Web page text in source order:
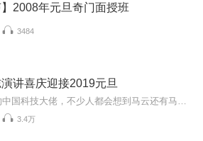
】2008年元旦奇门面授班
3484
讲喜庆迎接2019元旦
3.4万